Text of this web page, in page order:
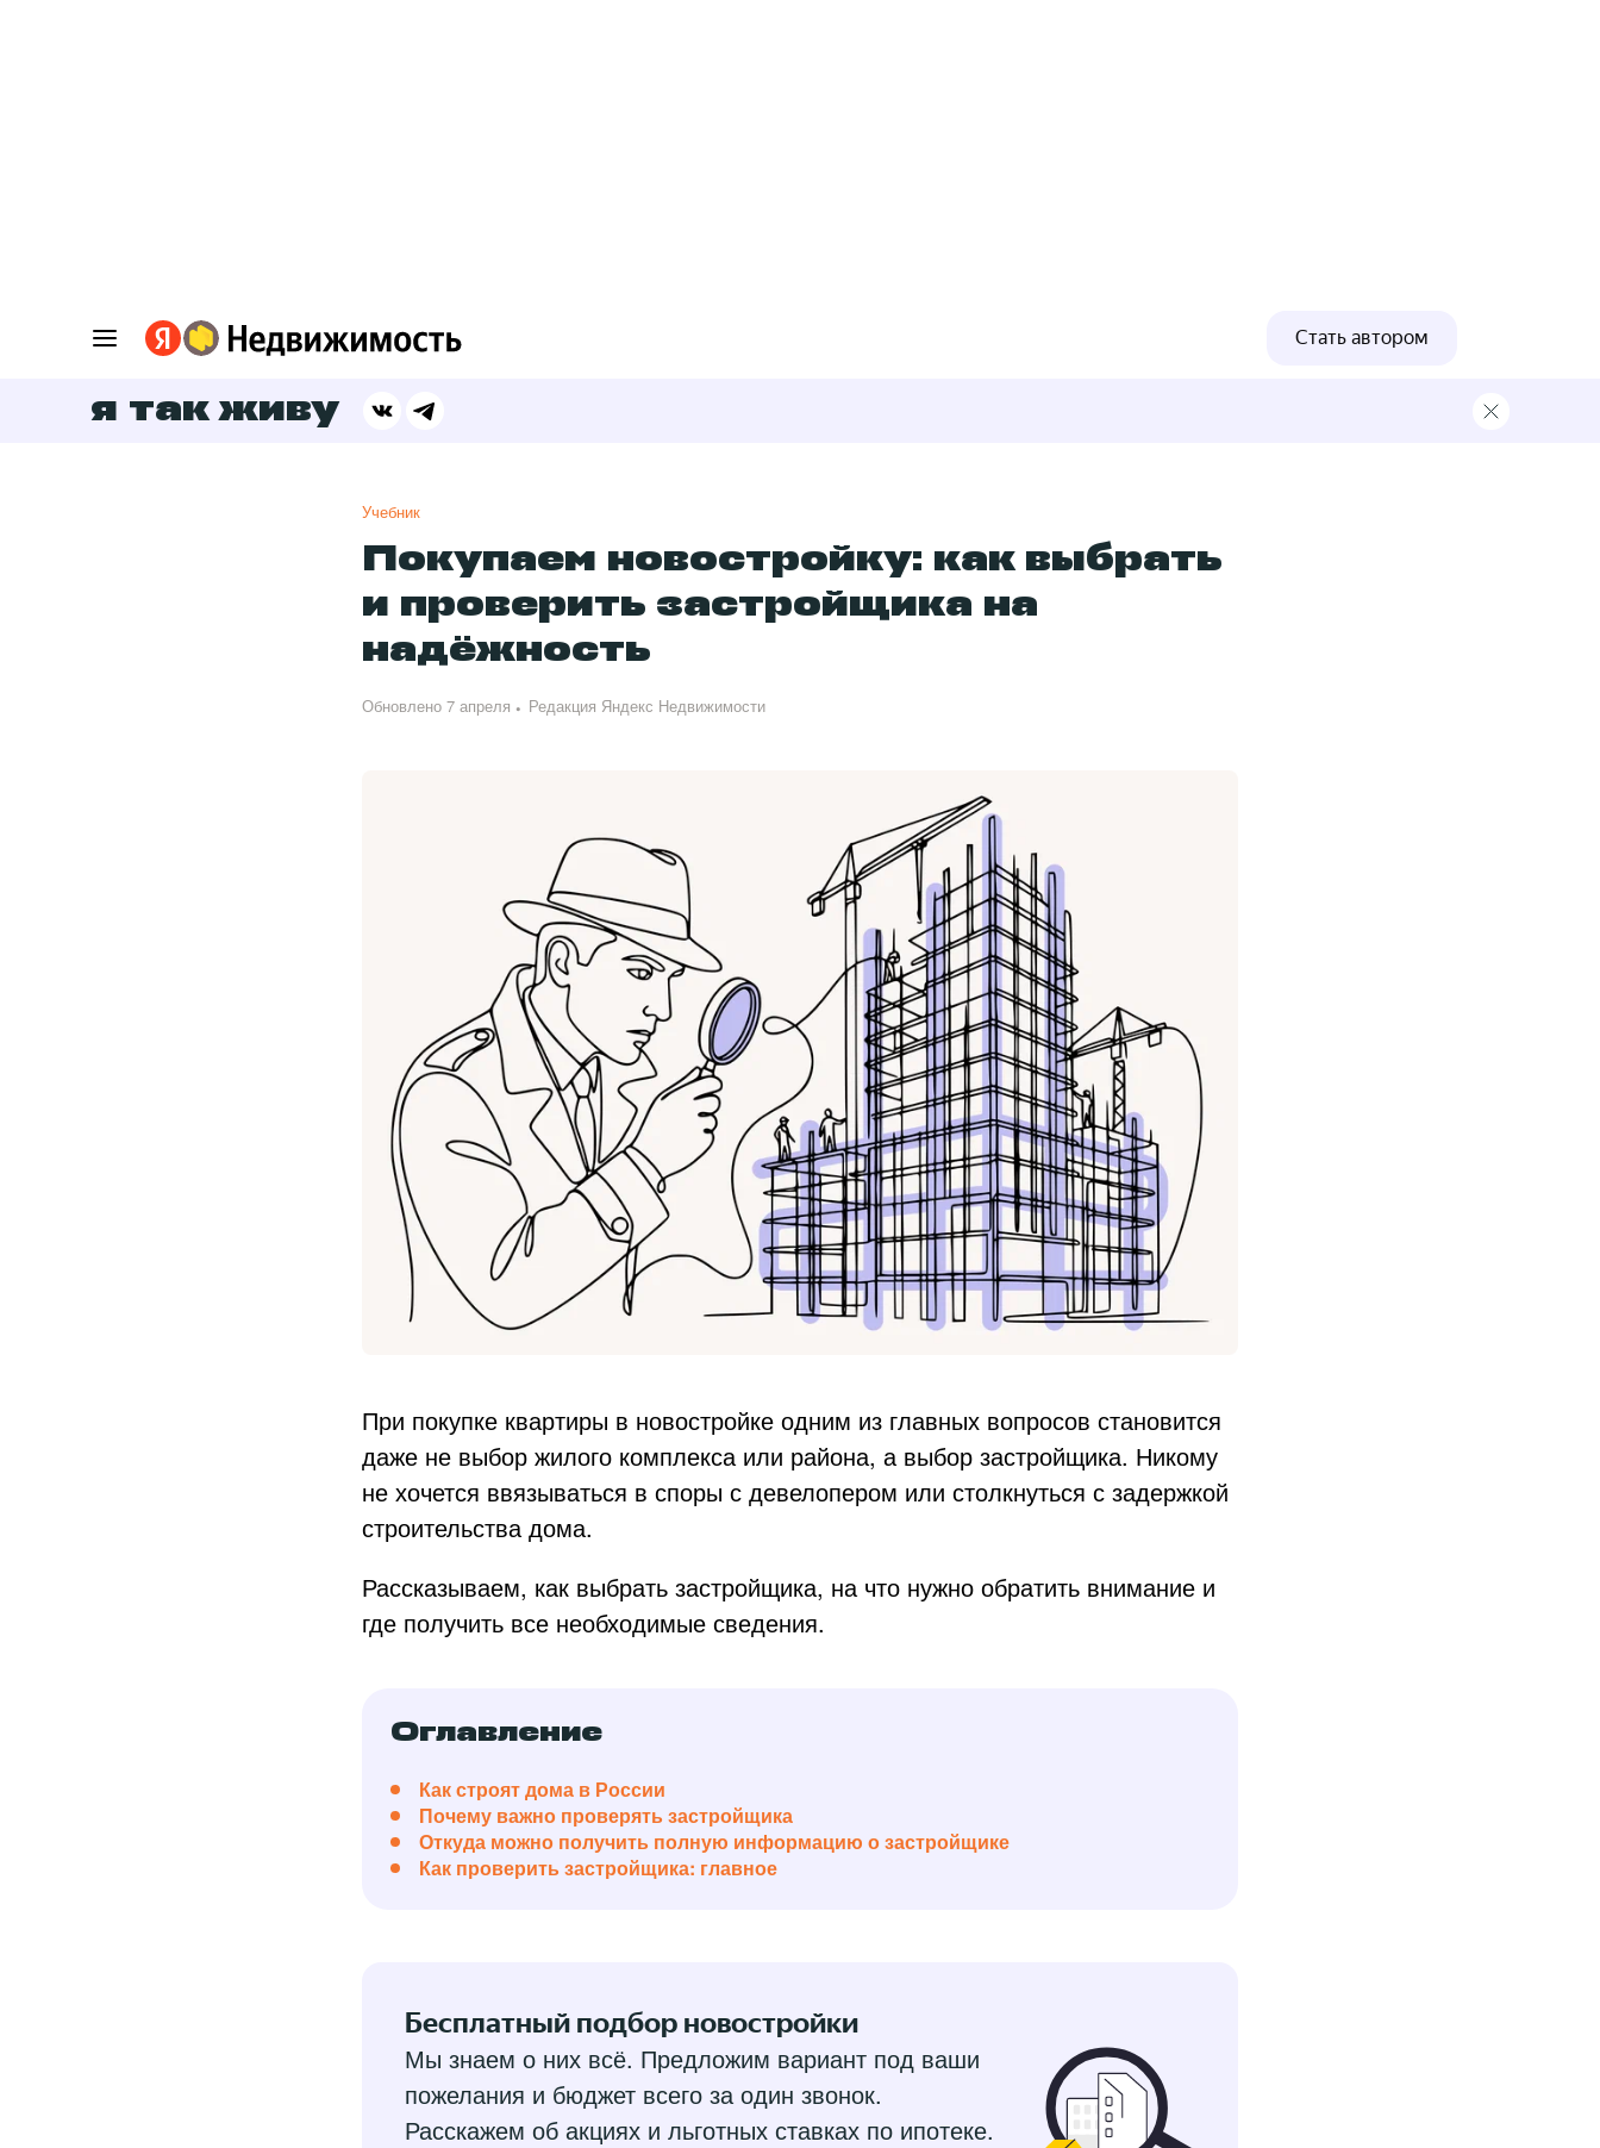
Стать автором
я так живу
Учебник
Покупаем новостройку: как выбрать
и проверить застройщика на
надёжность
Обновлено 7 апреля Редакция Яндекс Недвижимости
При покупке квартиры в новостройке одним из главных вопросов становится
даже не выбор жилого комплекса или района, а выбор застройщика. Никому
не хочется ввязываться в споры с девелопером или столкнуться с задержкой
строительства дома.
Рассказываем, как выбрать застройщика, на что нужно обратить внимание и
где получить все необходимые сведения.
Оглавление
Как строят дома в России
Почему важно проверять застройщика
Откуда можно получить полную информацию о застройщике
Как проверить застройщика: главное
Бесплатный подбор новостройки
Мы знаем о них всё. Предложим вариант под ваши
пожелания и бюджет всего за один звонок.
Расскажем об акциях и льготных ставках по ипотеке.